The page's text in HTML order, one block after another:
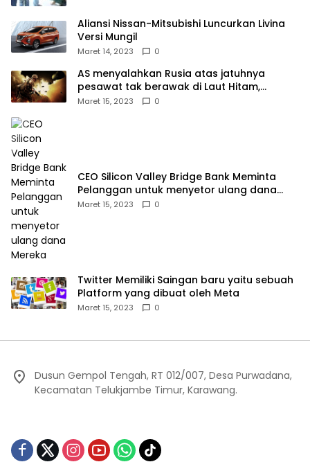
Aliansi Nissan-Mitsubishi Luncurkan Livina
Versi Mungil
Maret 14, 2023 0
AS menyalahkan Rusia atas jatuhnya
pesawat tak berawak di Laut Hitam,
Moskow menyangkal
Maret 15, 2023 0
CEO Silicon Valley Bridge Bank Meminta
Pelanggan untuk menyetor ulang dana
Mereka
Maret 15, 2023 0
Twitter Memiliki Saingan baru yaitu sebuah
Platform yang dibuat oleh Meta
Maret 15, 2023 0
Dusun Gempol Tengah, RT 012/007, Desa Purwadana,
Kecamatan Telukjambe Timur, Karawang.